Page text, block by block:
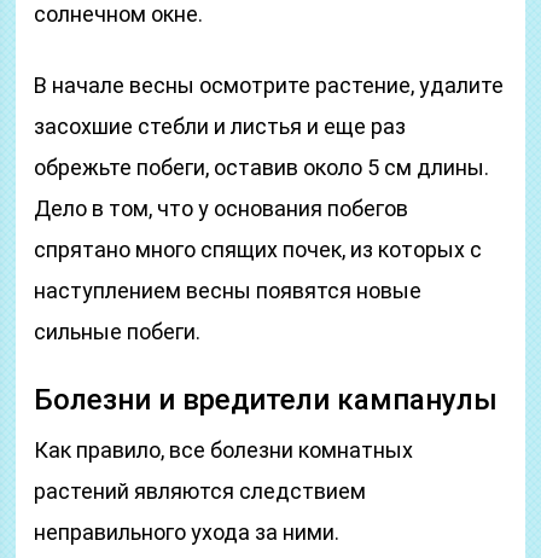
солнечном окне.
В начале весны осмотрите растение, удалите
засохшие стебли и листья и еще раз
обрежьте побеги, оставив около 5 см длины.
Дело в том, что у основания побегов
спрятано много спящих почек, из которых с
наступлением весны появятся новые
сильные побеги.
Болезни и вредители кампанулы
Как правило, все болезни комнатных
растений являются следствием
неправильного ухода за ними.